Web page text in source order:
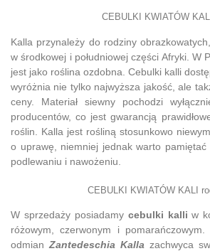
CEBULKI KWIATÓW
Kalla przynależy do rodziny
w środkowej i południowej części Afryki. W
jest jako roślina ozdobna. Cebulki kalli
wyróżnia nie tylko najwyższa jakość, ale
ceny. Materiał siewny pochodzi
producentów, co jest gwarancją
roślin. Kalla jest rośliną stosunkowo
o uprawę, niemniej jednak warto pamiętać
podlewaniu i nawożeniu.
CEBULKI KWIATÓW KALI
W sprzedaży posiadamy cebulki kalli w
różowym, czerwonym i
odmian Zantedeschia Kalla zachwyca